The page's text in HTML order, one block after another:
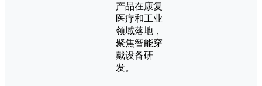
产品在康复
医疗和工业
领域落地，
聚焦智能穿
戴设备研
发‌。